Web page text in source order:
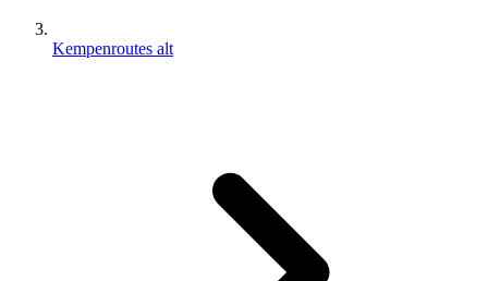
Kempenroutes alt